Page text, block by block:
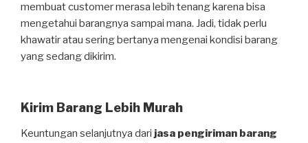
membuat customer merasa lebih tenang karena bisa
mengetahui barangnya sampai mana. Jadi, tidak perlu
khawatir atau sering bertanya mengenai kondisi barang
yang sedang dikirim.
Kirim Barang Lebih Murah
Keuntungan selanjutnya dari jasa pengiriman barang